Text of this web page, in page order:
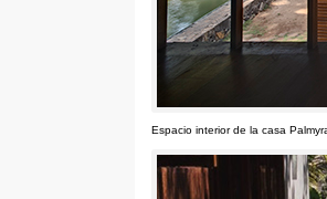
Espacio interior de la casa